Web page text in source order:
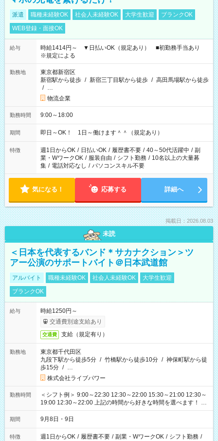
派遣 職種未経験OK 社会人未経験OK 大学生歓迎
ブランクOK
WEB登録・面接OK
給与
時給1414円～ ▼日払いOK（規定あり） ■初勤務手当あり
※規定による
勤務地
東京都新宿区
新宿駅から徒歩 / 新宿三丁目駅から徒歩 / 高田馬場駅から徒歩
/ …
物流企業
勤務時間 9:00～18:00
期間 即日～OK！ 1日～働けます＾＾（規定あり）
特徴 週1日からOK / 日払いOK / 履歴書不要 / 40～50代活躍中 / 副
業・WワークOK / 服装自由 / シフト勤務 / 10名以上の大量募
集 / 電話対応なし / パソコンスキル不要
気になる！ 応募する 詳細へ
掲載日：2026.08.03
未読
＜日本を代表するバンド＊サカナクション＞ツ
アー公演のサポートバイト＠日本武道館
アルバイト 職種未経験OK 社会人未経験OK
大学生歓迎
ブランクOK
給与
時給1250円～
交通費別途支給あり
交通費 支給（規定有り）
勤務地
東京都千代田区
九段下駅から徒歩5分 / 竹橋駅から徒歩10分 / 神保町駅から徒
歩15分 / …
株式会社ライブパワー
勤務時間
＜シフト例＞ 9:00～22:30 12:30～22:00 15:30～21:00 12:30～
19:00 12:30～22:00 上記の時間から好きな時間を選べます！ ※
時間は変更となる可能性があります
期間 9月8日・9日
特徴 週1日からOK / 履歴書不要 / 副業・WワークOK / シフト勤務 /